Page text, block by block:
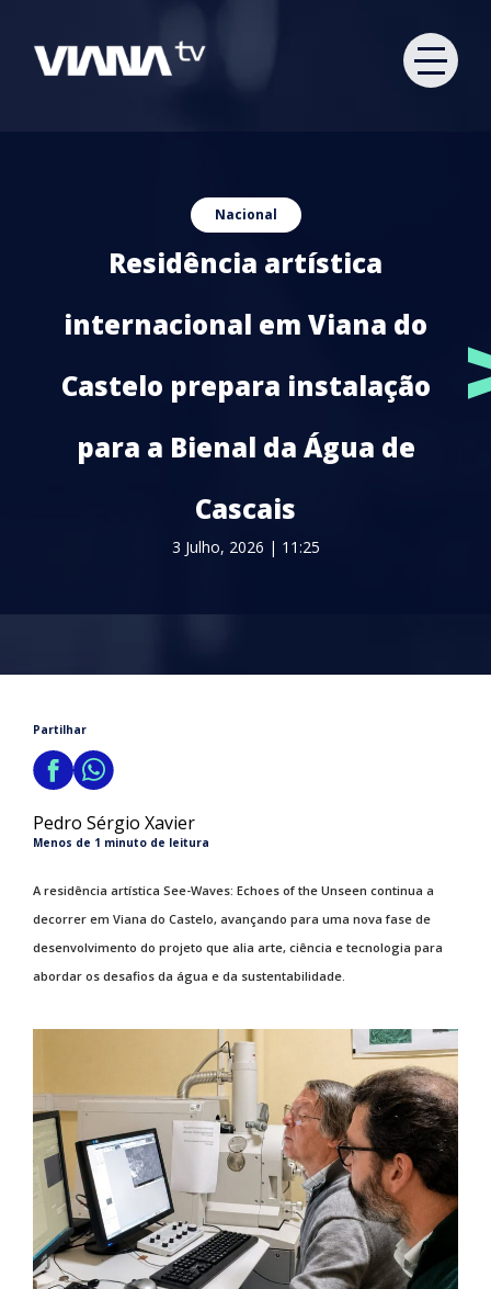
Nacional
Residência artística
internacional em Viana do
Castelo prepara instalação
para a Bienal da Água de
Cascais
3 Julho, 2026 | 11:25
Partilhar
Pedro Sérgio Xavier
Menos de 1 minuto de leitura
A residência artística See-Waves: Echoes of the Unseen continua a
decorrer em Viana do Castelo, avançando para uma nova fase de
desenvolvimento do projeto que alia arte, ciência e tecnologia para
abordar os desafios da água e da sustentabilidade.